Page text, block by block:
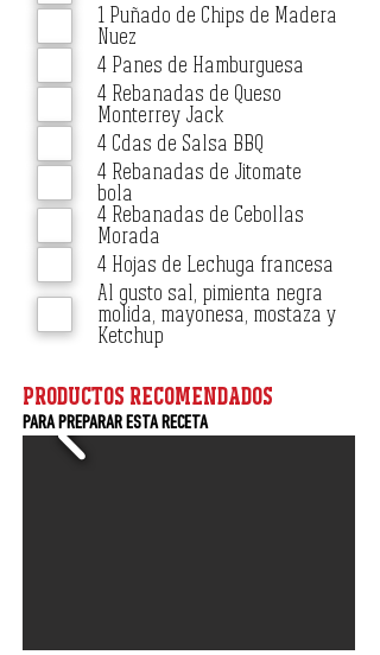
1 Puñado de Chips de Madera
Nuez
4 Panes de Hamburguesa
4 Rebanadas de Queso
Monterrey Jack
4 Cdas de Salsa BBQ
4 Rebanadas de Jitomate
bola
4 Rebanadas de Cebollas
Morada
4 Hojas de Lechuga francesa
Al gusto sal, pimienta negra
molida, mayonesa, mostaza y
Ketchup
PRODUCTOS RECOMENDADOS
PARA PREPARAR ESTA RECETA